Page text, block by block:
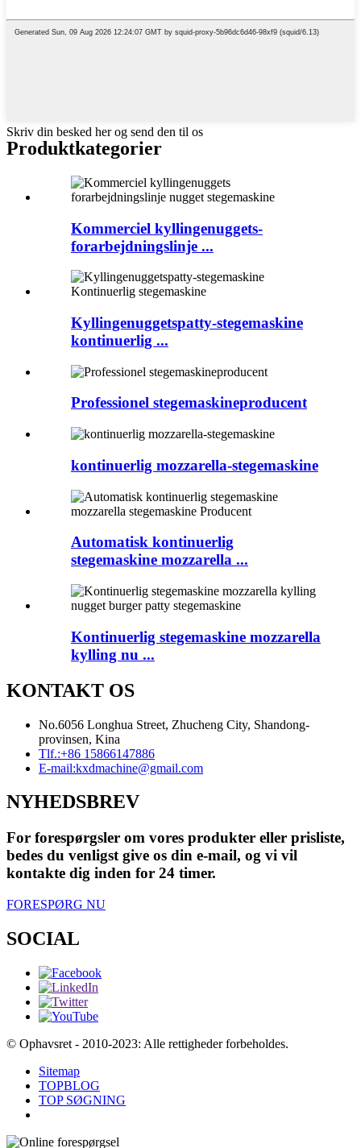
Skriv din besked her og send den til os
Produktkategorier
Kommerciel kyllingenuggets-
forarbejdningslinje ...
Kyllingenuggetspatty-stegemaskine
kontinuerlig ...
Professionel stegemaskineproducent
kontinuerlig mozzarella-stegemaskine
Automatisk kontinuerlig
stegemaskine mozzarella ...
Kontinuerlig stegemaskine mozzarella
kylling nu ...
KONTAKT OS
No.6056 Longhua Street, Zhucheng City, Shandong-
provinsen, Kina
Tlf.:+86 15866147886
E-mail:kxdmachine@gmail.com
NYHEDSBREV
For forespørgsler om vores produkter eller prisliste,
bedes du venligst give os din e-mail, og vi vil
kontakte dig inden for 24 timer.
FORESPØRG NU
SOCIAL
© Ophavsret - 2010-2023: Alle rettigheder forbeholdes.
Sitemap
TOPBLOG
TOP SØGNING